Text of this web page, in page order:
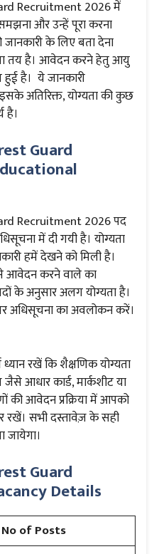
Recruitment 2026 में
और उन्हें पूरा करना
के लिए बता देना
तय है। आवेदन करने हेतु आयु
हुई है। ये जानकारी
अतिरिक्त, योग्यता की कुछ
है।
Guard
Recruitment 2026 पद
में दी गयी है। योग्यता
हमें देखने को मिली है।
आवेदन करने वाले का
के अनुसार अलग योग्यता है।
अधिसूचना का अवलोकन करें।
रखें कि शैक्षणिक योग्यता
आधार कार्ड, मार्कशीट या
की आवेदन प्रक्रिया में आपको
रखें। सभी दस्तावेज़ के सही
जायेगा।
Guard
Details
No of Posts